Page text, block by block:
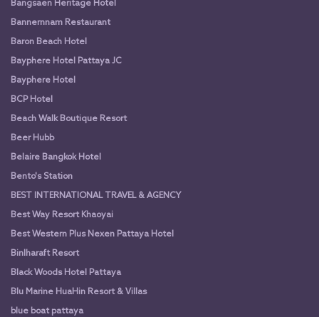
Bangsaen Heritage Hotel
Bannernnam Restaurant
Baron Beach Hotel
Bayphere Hotel Pattaya JC
Bayphere Hotel
BCP Hotel
Beach Walk Boutique Resort
Beer Hubb
Belaire Bangkok Hotel
Bento's Station
BEST INTERNATIONAL TRAVEL & AGENCY
Best Way Resort Khaoyai
Best Western Plus Nexen Pattaya Hotel
Binlharaft Resort
Black Woods Hotel Pattaya
Blu Marine HuaHin Resort & Villas
blue boat pattaya